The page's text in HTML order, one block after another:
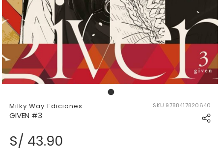
177035119103378_17703511913
Milky Way Ediciones SKU 9788417820640
GIVEN #3
S/ 43.90